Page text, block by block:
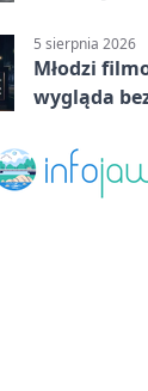
5 sierpnia 2026
Młodzi
wygląda